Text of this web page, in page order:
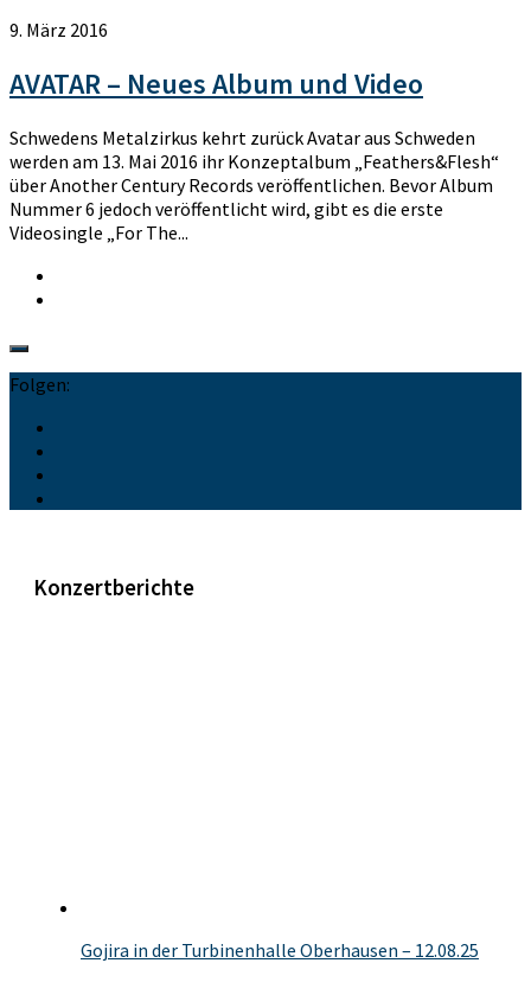
9. März 2016
AVATAR – Neues Album und Video
Schwedens Metalzirkus kehrt zurück Avatar aus Schweden
werden am 13. Mai 2016 ihr Konzeptalbum „Feathers&Flesh“
über Another Century Records veröffentlichen. Bevor Album
Nummer 6 jedoch veröffentlicht wird, gibt es die erste
Videosingle „For The...
Folgen:
Konzertberichte
Gojira in der Turbinenhalle Oberhausen – 12.08.25